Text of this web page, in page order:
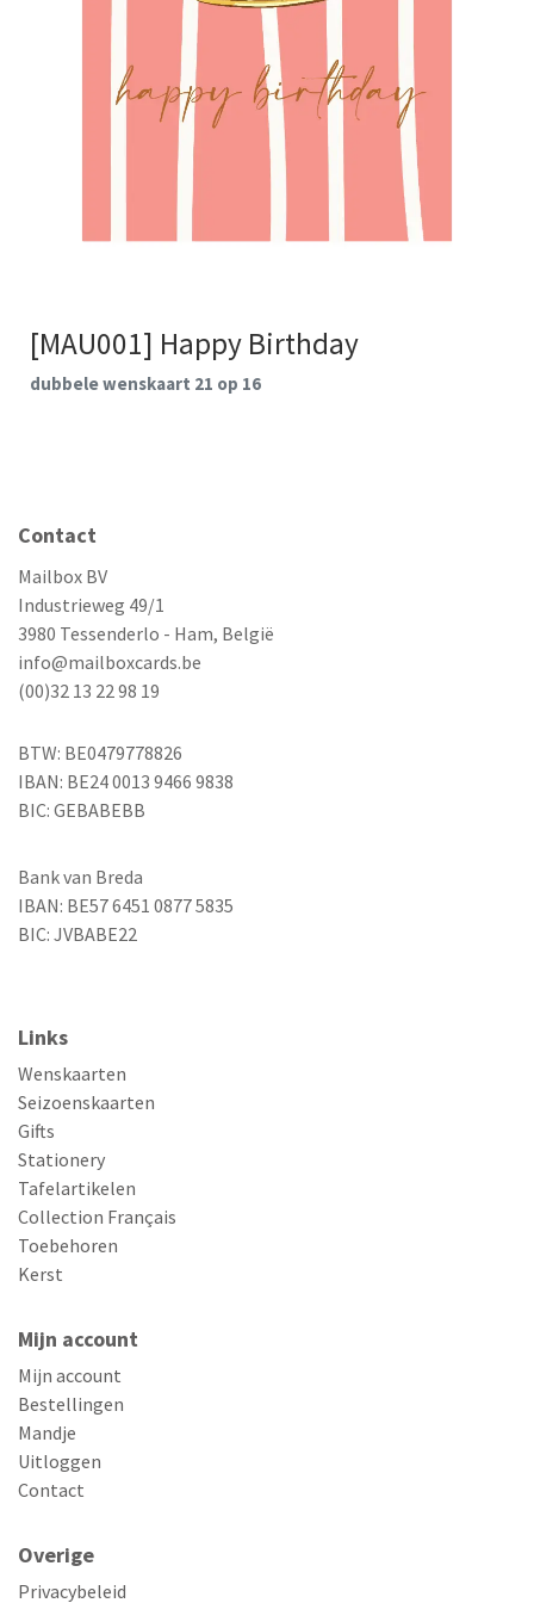
[MAU001] Happy Birthday
dubbele wenskaart 21 op 16
Contact
Mailbox BV
Industrieweg 49/1
3980 Tessenderlo - Ham, België
info@mailboxcards.be
(00)32 13 22 98 19
BTW: BE0479778826
IBAN: BE24 0013 9466 9838
BIC: GEBABEBB
Bank van Breda
IBAN: BE57 6451 0877 5835
BIC: JVBABE22
Links
Wenskaarten
Seizoenskaarten
Gifts
Stationery
Tafelartikelen
Collection Français
Toebehoren
Kerst
Mijn account
Mijn account
Bestellingen
Mandje
Uitloggen
Contact
Overige
Privacybeleid